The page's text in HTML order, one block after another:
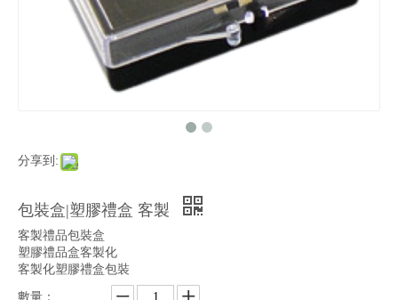
分享到:
包裝盒|塑膠禮盒 客製
客製禮品包裝盒
塑膠禮品盒客製化
客製化塑膠禮盒包裝
數量：